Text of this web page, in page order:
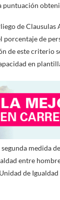
puntuación
de
porcentaje de
de este criterio
en
medida
entre
de